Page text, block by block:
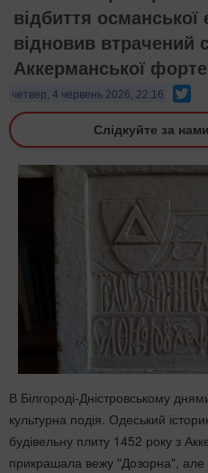
відбиття османської
відновив втрачений
Аккерманської
четвер, 4 червень 2026, 22:16
Слідкуйте за нами
В Білгороді-Дністровському
культурна подія. Одеський
будівельну плиту 1452 року з
прикрашала вежу "Дозорна",